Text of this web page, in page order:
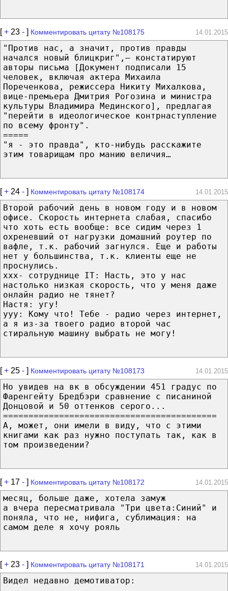
[+ 23 - ] Комментировать цитату №108175 14.01.2015
"Против нас, а значит, против правды
начался новый блицкриг",— констатируют
авторы письма [Документ подписали 15
человек, включая актера Михаила
Пореченкова, режиссера Никиту Михалкова,
вице-премьера Дмитрия Рогозина и министра
культуры Владимира Мединского], предлагая
"перейти в идеологическое контрнаступление
по всему фронту".
=====
"я - это правда", кто-нибудь расскажите
этим товарищам про манию величия…
[+ 24 - ] Комментировать цитату №108174 14.01.2015
Второй рабочий день в новом году и в новом
офисе. Скорость интернета слабая, спасибо
что хоть есть вообще: все сидим через 1
охреневший от нагрузки домашний роутер по
вафле, т.к. рабочий загнулся. Еще и работы
нет у большинства, т.к. клиенты еще не
проснулись.
ххх- сотруднице IT: Насть, это у нас
настолько низкая скорость, что у меня даже
онлайн радио не тянет?
Настя: угу!
ууу: Кому что! Тебе - радио через интернет,
а я из-за твоего радио второй час
стиральную машину выбрать не могу!
[+ 25 - ] Комментировать цитату №108173 14.01.2015
Но увидев на вк в обсуждении 451 градус по
Фаренгейту Бредбэри сравнение с писаниной
Донцовой и 50 оттенков серого...
==========================================
А, может, они имели в виду, что с этими
книгами как раз нужно поступать так, как в
том произведении?
[+ 17 - ] Комментировать цитату №108172 14.01.2015
месяц, больше даже, хотела замуж
а вчера пересматривала "Три цвета:Синий" и
поняла, что не, нифига, сублимация: на
самом деле я хочу рояль
[+ 23 - ] Комментировать цитату №108171 14.01.2015
Видел недавно демотиватор: